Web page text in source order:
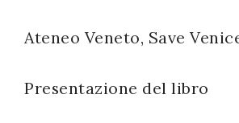
Ateneo Veneto, Save
Presentazione del libro
decreto
196/03